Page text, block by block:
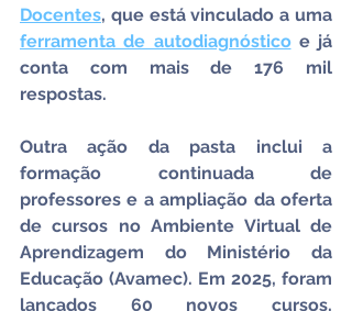
Docentes
ferramenta de autodiagnóstico e já
conta com mais de 176 mil
respostas.
Outra ação da pasta inclui a
formação continuada de
professores e a ampliação da oferta
de cursos no Ambiente Virtual de
Aprendizagem do Ministério da
Educação (Avamec). Em 2025, foram
lançados 60 novos cursos,